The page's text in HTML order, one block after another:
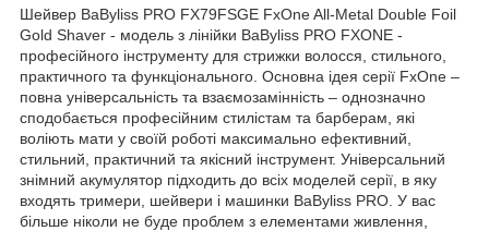
Шейвер BaByliss PRO FX79FSGE FxOne All-Metal Double Foil
Gold Shaver - модель з лінійки BaByliss PRO FXONE -
професійного інструменту для стрижки волосся, стильного,
практичного та функціонального. Основна ідея серії FxOne –
повна універсальність та взаємозамінність – однозначно
сподобається професійним стилістам та барберам, які
воліють мати у своїй роботі максимально ефективний,
стильний, практичний та якісний інструмент. Універсальний
знімний акумулятор підходить до всіх моделей серії, в яку
входять тримери, шейвери і машинки BaByliss PRO. У вас
більше ніколи не буде проблем з елементами живлення,